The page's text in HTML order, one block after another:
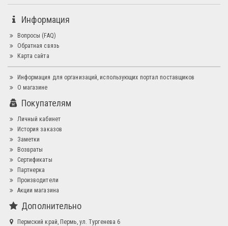
Информация
Вопросы (FAQ)
Обратная связь
Карта сайта
Информация для организаций, использующих портал поставщиков
О магазине
Покупателям
Личный кабинет
История заказов
Заметки
Возвраты
Сертификаты
Партнерка
Производители
Акции магазина
Дополнительно
Пермский край, Пермь, ул. Тургенева 6